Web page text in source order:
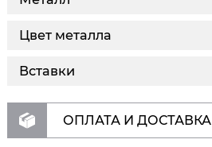
Цвет металла
Вставки
ОПЛАТА И ДОСТАВКА